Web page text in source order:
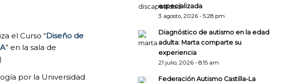
el Curso “Diseño de
” en la sala de
por la Universidad
especializada
3 agosto, 2026 - 5:28 pm
Diagnóstico de autismo en la edad
adulta: Marta comparte su
experiencia
21 julio, 2026 - 8:15 am
Federación Autismo Castilla-La